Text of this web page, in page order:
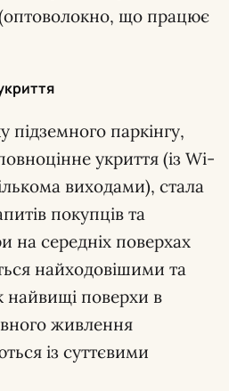
що працює
підземного паркінгу,
укриття (із Wi-
виходами), стала
покупців та
на середніх поверхах
найходовішими та
найвищі поверхи в
живлення
із суттєвими